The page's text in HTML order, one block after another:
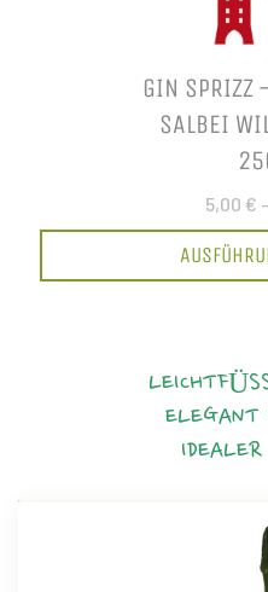
GIN SPRIZZ
SALBEI
5,00 € –
ELEGANT